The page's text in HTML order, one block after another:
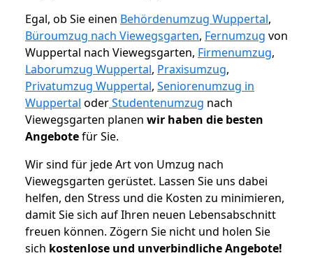
Egal, ob Sie einen Behördenumzug Wuppertal,
Büroumzug nach Viewegsgarten, Fernumzug von
Wuppertal nach Viewegsgarten, Firmenumzug,
Laborumzug Wuppertal, Praxisumzug,
Privatumzug Wuppertal, Seniorenumzug in
Wuppertal oderStudentenumzug nach
Viewegsgarten planen wir haben die besten
Angebotefür Sie.
Wir sind für jede Art von Umzug nach
Viewegsgarten gerüstet. Lassen Sie uns dabei
helfen, den Stress und die Kosten zu minimieren,
damit Sie sich auf Ihren neuen Lebensabschnitt
freuen können. Zögern Sie nicht und holen Sie
sich kostenlose und unverbindliche Angebote!